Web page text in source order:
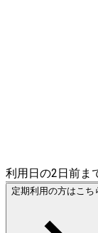
利用日の2日前ま
定期利用の方はこち